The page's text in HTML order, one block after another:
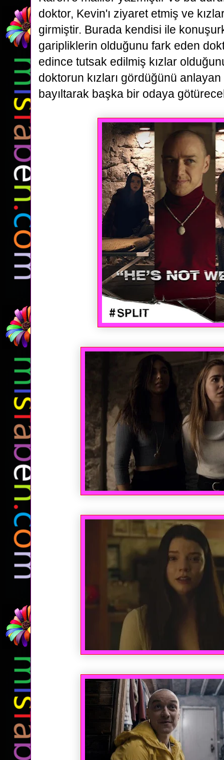
doktor, Kevin'ı ziyaret etmiş ve
girmiştir. Burada kendisi ile
garipliklerin olduğunu fark eden
edince tutsak edilmiş kızlar
doktorun kızları gördüğünü
bayıltarak başka bir odaya